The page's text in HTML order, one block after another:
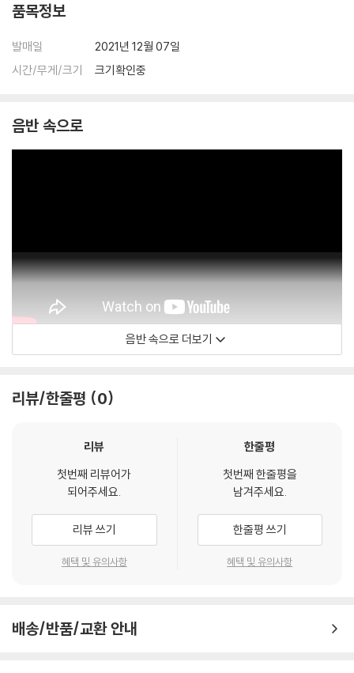
품목정보
발매일
2021년 12월 07일
시간/무게/크기
크기확인중
음반 속으로
음반 속으로 더보기
리뷰/한줄평 0
리뷰
첫번째 리뷰어가
되어주세요.
리뷰 쓰기
혜택 및 유의사항
한줄평
첫번째 한줄평을
남겨주세요.
한줄평 쓰기
혜택 및 유의사항
배송/반품/교환 안내